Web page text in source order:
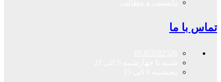
تماس با ما